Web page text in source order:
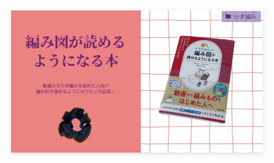
かぎ編み